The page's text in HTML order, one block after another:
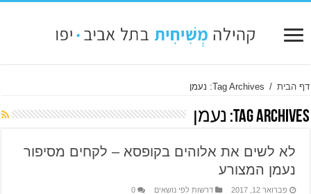
דף הבית / Tag Archives: נעמן
Tag Archives: נעמן
לא לשים את אלוהים בקופסא – לקחים מסיפור
נעמן המצורע
פברואר 12, 2017 דרשות לפי נושאים 0